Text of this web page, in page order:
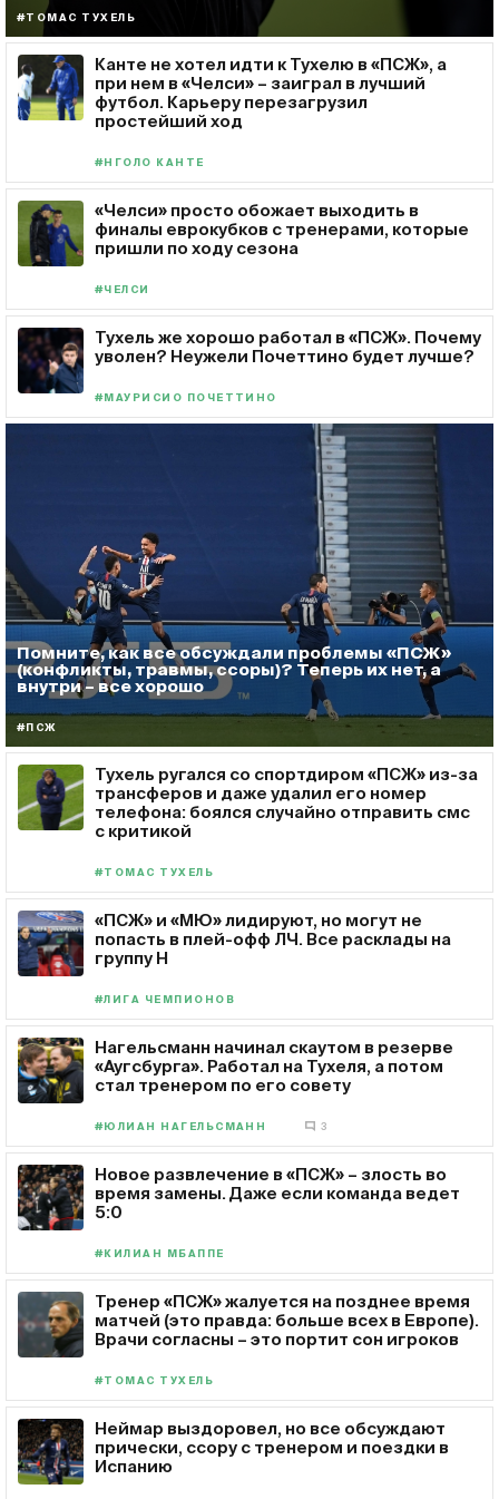
#ТОМАС ТУХЕЛЬ
Канте не хотел идти к Тухелю в «ПСЖ», а
при нем в «Челси» – заиграл в лучший
футбол. Карьеру перезагрузил
простейший ход
#НГОЛО КАНТЕ
«Челси» просто обожает выходить в
финалы еврокубков с тренерами, которые
пришли по ходу сезона
#ЧЕЛСИ
Тухель же хорошо работал в «ПСЖ». Почему
уволен? Неужели Почеттино будет лучше?
#МАУРИСИО ПОЧЕТТИНО
Помните, как все обсуждали проблемы «ПСЖ»
(конфликты, травмы, ссоры)? Теперь их нет, а
внутри – все хорошо
#ПСЖ
Тухель ругался со спортдиром «ПСЖ» из-за
трансферов и даже удалил его номер
телефона: боялся случайно отправить смс
с критикой
#ТОМАС ТУХЕЛЬ
«ПСЖ» и «МЮ» лидируют, но могут не
попасть в плей-офф ЛЧ. Все расклады на
группу H
#ЛИГА ЧЕМПИОНОВ
Нагельсманн начинал скаутом в резерве
«Аугсбурга». Работал на Тухеля, а потом
стал тренером по его совету
#ЮЛИАН НАГЕЛЬСМАНН 3
Новое развлечение в «ПСЖ» – злость во
время замены. Даже если команда ведет
5:0
#КИЛИАН МБАППЕ
Тренер «ПСЖ» жалуется на позднее время
матчей (это правда: больше всех в Европе).
Врачи согласны – это портит сон игроков
#ТОМАС ТУХЕЛЬ
Неймар выздоровел, но все обсуждают
прически, ссору с тренером и поездки в
Испанию